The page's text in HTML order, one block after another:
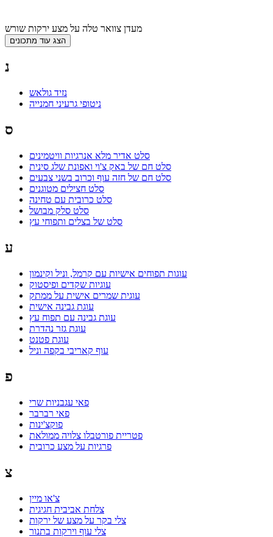
מעדן צוואר טלה על מצע ירקות שורש
נ
נזיד גולאש
ניטופי גרעיני חמנייה
ס
סלט אדיר מלא אנרגיות וויטמינים
סלט חם של באק צ'וי ואפונת שלג סינית
סלט חם של חזה עוף וכרוב בשני צבעים
סלט חצילים מטוגנים
סלט כרובית עם טחינה
סלט סלק מבושל
סלט של בצלים ותפוחי עץ
ע
עוגות תפוחים אישיות עם קרמל, וניל וקינמון
עוגיות שקדים ופיסטוק
עוגית שמרים אישית על ממתק
עוגת גבינה אישית
עוגת גבינה עם תפוח עץ
עוגת גזר נהדרת
עוגת פטנט
עוף קאריבי בקפה וניל
פ
פאי עגבניות שרי
פאי רברבר
פוקצ'ינות
פטריית פורטבלו צלויה ממולאת
פרגיות על מצע כרובית
צ
צ'או מיין
צלחת אביבית חגיגית
צלי בקר על מצע של ירקות
צלי עוף וירקות בתנור